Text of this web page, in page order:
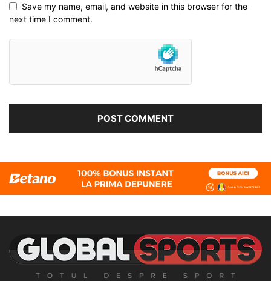
Save my name, email, and website in this browser for the
next time I comment.